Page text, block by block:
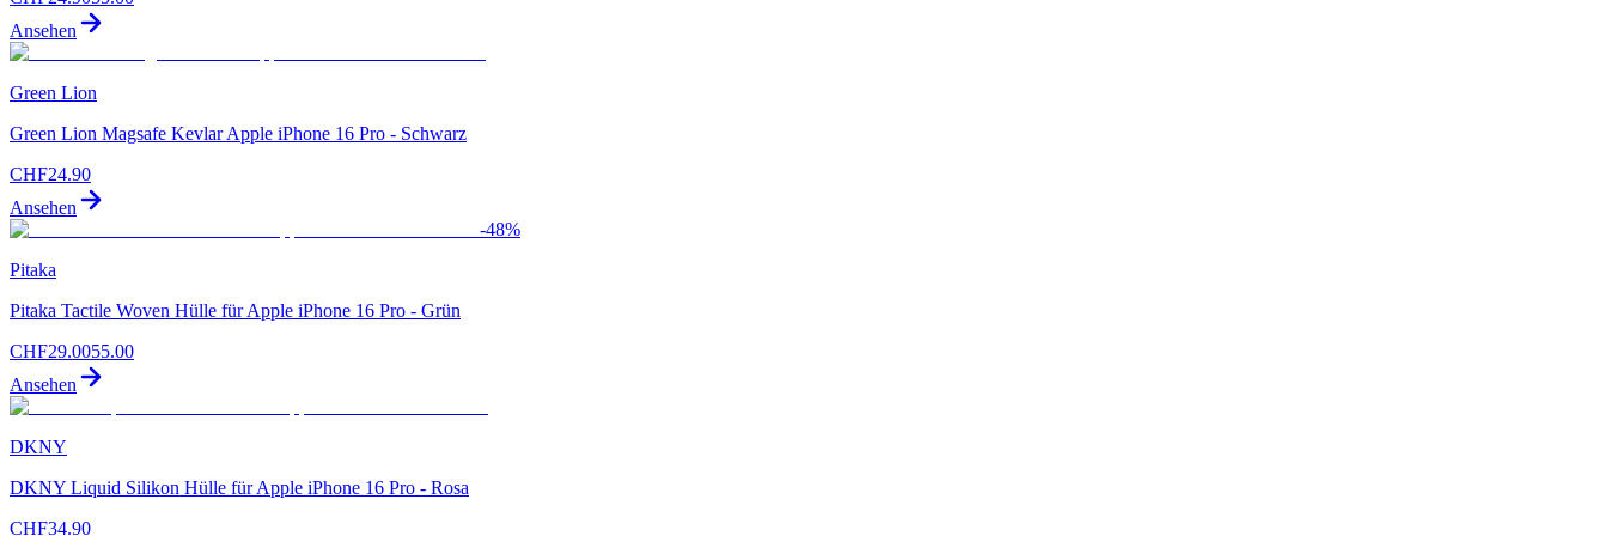
Ansehen
Green Lion
Green Lion Magsafe Kevlar Apple iPhone 16 Pro - Schwarz
CHF24.90
Ansehen
-48%
Pitaka
Pitaka Tactile Woven Hülle für Apple iPhone 16 Pro - Grün
CHF29.0055.00
Ansehen
DKNY
DKNY Liquid Silikon Hülle für Apple iPhone 16 Pro - Rosa
CHF34.90